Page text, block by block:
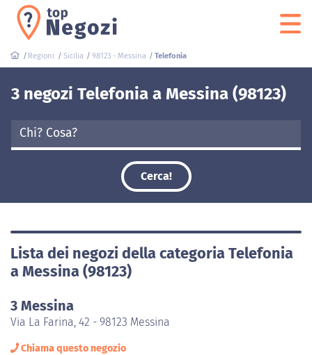
Regioni Sicilia 98123 - Messina Telefonia
3 negozi Telefonia a Messina (98123)
Cerca!
Lista dei negozi della categoria Telefonia
a Messina (98123)
3 Messina
Via La Farina, 42 - 98123 Messina
Chiama questo negozio